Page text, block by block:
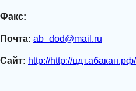
Факс:
Почта: ab_dod@mail.ru
Сайт: http://http://цдт.абакан.рф/